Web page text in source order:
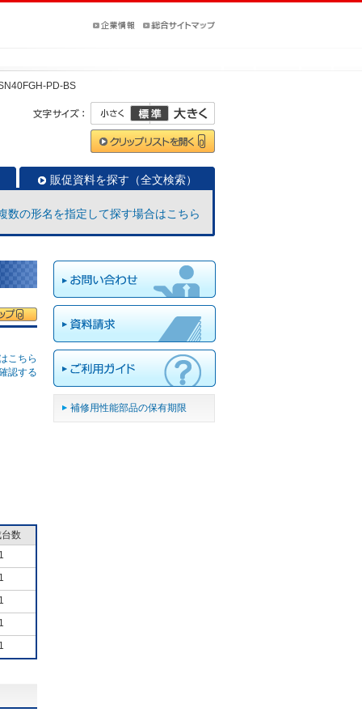
PD-BS
販促資料を探す（全文検索）
数の形名を指定して探す場合はこちら
こちら
認する
数
1
1
1
1
1
補修用性能部品の保有期限